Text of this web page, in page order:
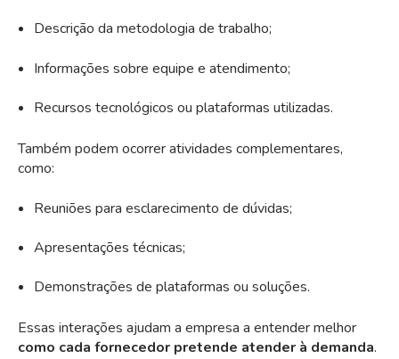
Descrição da metodologia de trabalho;
Informações sobre equipe e atendimento;
Recursos tecnológicos ou plataformas utilizadas.
Também podem ocorrer atividades complementares,
como:
Reuniões para esclarecimento de dúvidas;
Apresentações técnicas;
Demonstrações de plataformas ou soluções.
Essas interações ajudam a empresa a entender melhor
como cada fornecedor pretende atender à demanda.